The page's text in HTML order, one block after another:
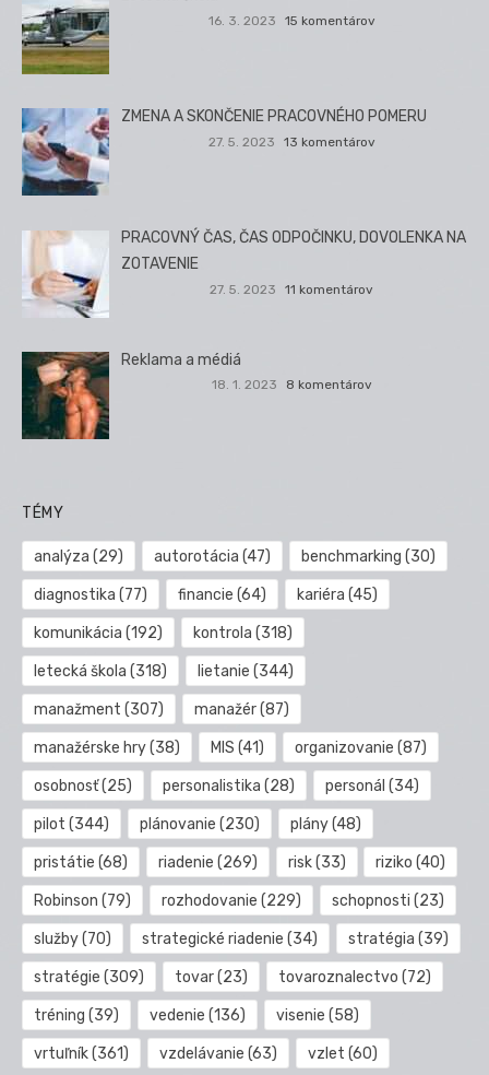
16. 3. 2023 15 komentárov
ZMENA A SKONČENIE PRACOVNÉHO POMERU
27. 5. 2023 13 komentárov
PRACOVNÝ ČAS, ČAS ODPOČINKU, DOVOLENKA NA
ZOTAVENIE
27. 5. 2023 11 komentárov
Reklama a médiá
18. 1. 2023 8 komentárov
TÉMY
analýza (29) autorotácia (47) benchmarking (30)
diagnostika (77) financie (64) kariéra (45)
komunikácia (192) kontrola (318)
letecká škola (318) lietanie (344)
manažment (307) manažér(87)
manažérske hry(38) MIS (41) organizovanie (87)
osobnosť(25) personalistika (28) personál (34)
pilot (344) plánovanie (230) plány(48)
pristátie (68) riadenie (269) risk(33) riziko (40)
Robinson (79) rozhodovanie (229) schopnosti (23)
služby(70) strategické riadenie (34) stratégia (39)
stratégie (309) tovar(23) tovaroznalectvo (72)
tréning (39) vedenie (136) visenie (58)
vrtuľník(361) vzdelávanie (63) vzlet (60)